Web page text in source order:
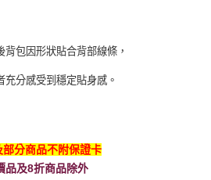
背包因形狀貼合背部線條，
充分感受到穩定貼身感。
部分商品不附保證卡
品及8折商品除外